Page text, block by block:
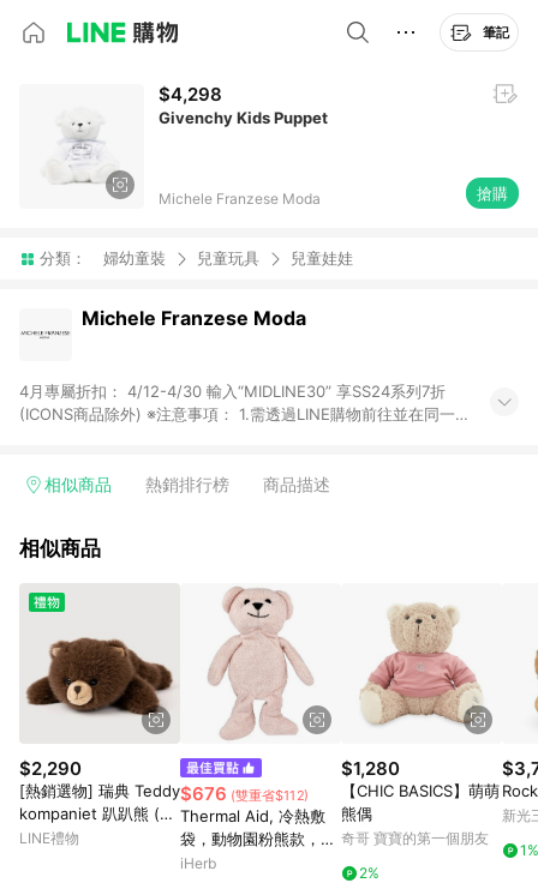
筆記
$4,298
Givenchy Kids Puppet
Michele Franzese Moda 搶購
分類： 婦幼童裝 兒童玩具 兒童娃娃
Michele Franzese Moda
4月專屬折扣： 4/12-4/30 輸入“MIDLINE30” 享SS24系列7折
(ICONS商品除外) ※注意事項： 1.需透過LINE購物前往並在同一
點數依據將以商品未稅價格為準。 3.國際商家之商品金額可能受
相似商品 熱銷排行榜 商品描述
相似商品
$2,290
[熱銷選物] 瑞典 Teddy
kompaniet 趴趴熊 (無
禮盒)
LINE禮物
$676 (雙重省$112)
Thermal Aid, 冷熱敷
袋，動物園粉熊款，Be
lla，1 個
iHerb
$1,280
【CHIC BASICS】萌萌
熊偶
奇哥 寶寶的第一個朋友
2%
新光
1%